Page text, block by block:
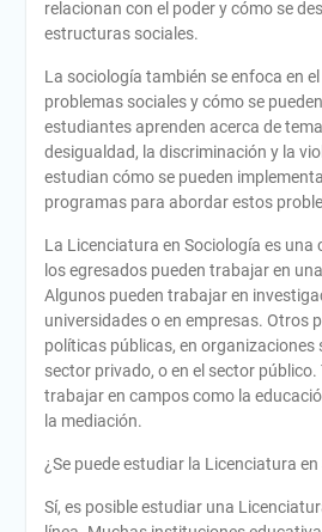
relacionan con el poder y cómo se
estructuras sociales.
La sociología también se enfoca en
problemas sociales y cómo se
estudiantes aprenden acerca de
desigualdad, la discriminación y la
estudian cómo se pueden
programas para abordar estos
La Licenciatura en Sociología es una
los egresados pueden trabajar en
Algunos pueden trabajar en
universidades o en empresas. Otros
políticas públicas, en organizaciones
sector privado, o en el sector público.
trabajar en campos como la
la mediación.
¿Se puede estudiar la Licenciatura
Sí, es posible estudiar una